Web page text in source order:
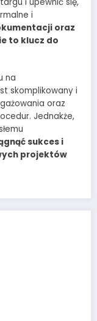
i
oraz
to klucz do
na
skomplikowany i
oraz
Jednakże,
sukces i
projektów